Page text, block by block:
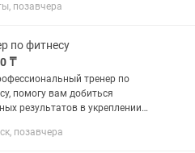
который
ученика, а...
позавчера
по фитнесу
₸
тренер по
помогу вам добиться
результатов в укреплении
уровня энергии. Работаю с
позавчера